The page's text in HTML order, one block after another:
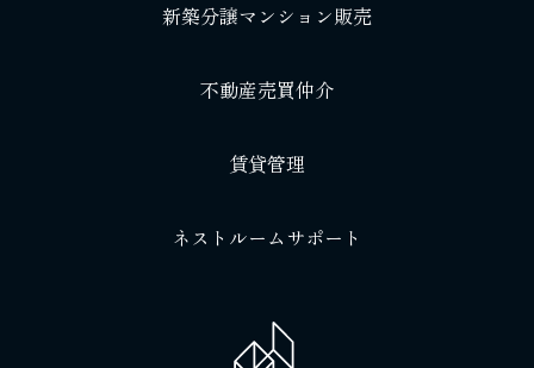
新築分譲マンション販売
不動産売買仲介
賃貸管理
ネストルームサポート